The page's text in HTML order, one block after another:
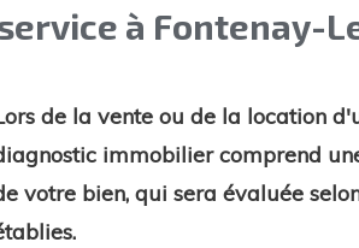
à Fontenay-
de la vente ou de la location
immobilier comprend
votre bien, qui sera évaluée